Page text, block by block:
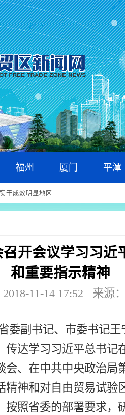
福州 厦门 平潭
干成效明显地区
开会议学习习近
和重要指示精神
11-14 17:52 来源
委副书记、市委书记
传达学习习近平总书记
会、在中共中央政治局
精神和对自由贸易试验
按照省委的部署要求，